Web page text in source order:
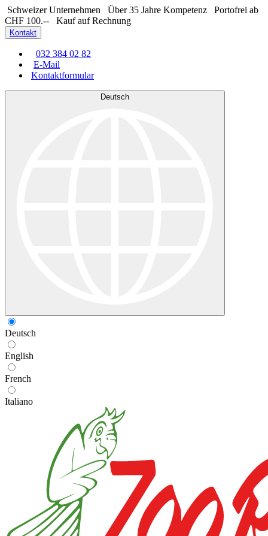
Schweizer Unternehmen Über 35 Jahre Kompetenz
Portofrei ab
CHF 100.--
Kauf auf Rechnung
Kontakt
032 384 02 82
E-Mail
Kontaktformular
Deutsch
Deutsch
English
French
Italiano